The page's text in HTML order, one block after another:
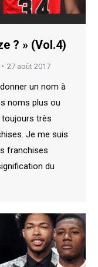
? » (Vol.4)
27 août 2017
un nom à
noms plus ou
très
Je me suis
franchises
du